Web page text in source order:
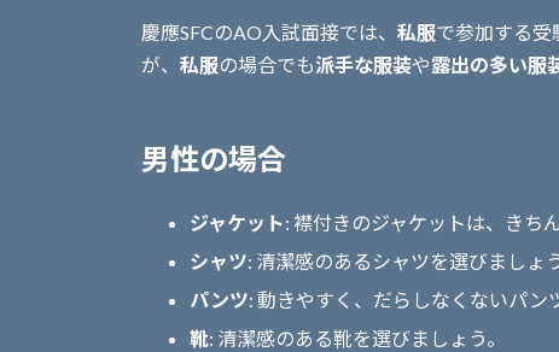
慶應SFCのAO入試面接では、 私服で参加する受
が、 私服の場合でも派手な服装や露出の多い服
男性の場合
ジャケット: 襟付きのジャケットは、きち
シャツ: 清潔感のあるシャツを選びましょう
パンツ: 動きやすく、だらしなくないパン
靴: 清潔感のある靴を選びましょう。